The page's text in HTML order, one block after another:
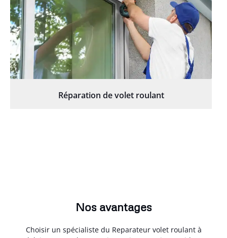
Réparation de volet roulant
Nos avantages
Choisir un spécialiste du Reparateur volet roulant à